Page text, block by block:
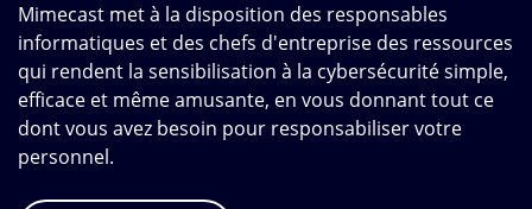
Mimecast met à la disposition des responsables
informatiques et des chefs d'entreprise des ressources
qui rendent la sensibilisation à la cybersécurité simple,
efficace et même amusante, en vous donnant tout ce
dont vous avez besoin pour responsabiliser votre
personnel.